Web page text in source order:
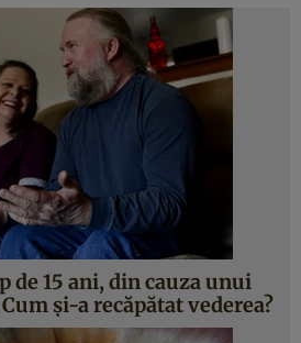
de 15 ani, din cauza unui
și-a recăpătat vederea?